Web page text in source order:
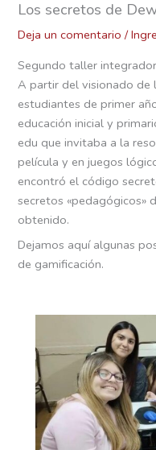
Los secretos de
Deja un comentario /
Segundo taller
A partir del visionado de
estudiantes de primer
educación inicial y
edu que invitaba a la
película y en juegos
encontró el código
secretos «pedagógicos»
obtenido.
Dejamos aquí algunas
de gamificación.